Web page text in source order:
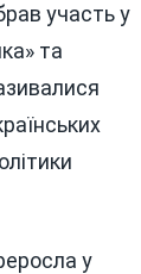
участь у
та
у